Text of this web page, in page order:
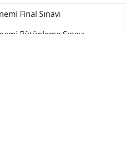
Final Sınavı
Bütünleme Sınavı